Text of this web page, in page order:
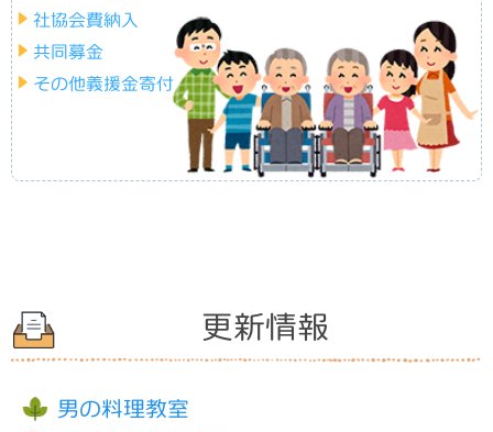
社協について
法人概要
定款・事業報告
日常生活自立支援事業
福祉資金の貸付
ボランティア
社協会費納入
共同募金
その他義援金寄付
更新情報
男の料理教室